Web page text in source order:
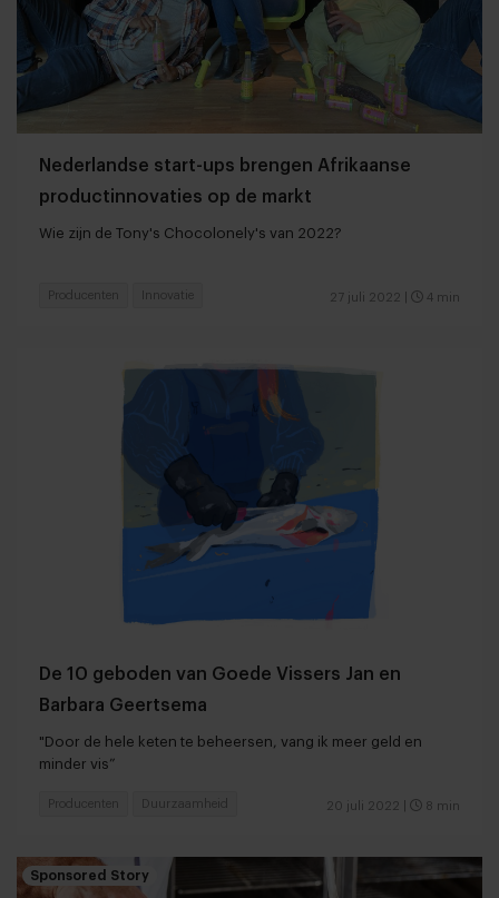
Nederlandse start-ups brengen Afrikaanse
productinnovaties op de markt
Wie zijn de Tony's Chocolonely's van 2022?
27 juli 2022 4 min
Producenten Innovatie
De 10 geboden van Goede Vissers Jan en
Barbara Geertsema
"Door de hele keten te beheersen, vang ik meer geld en
minder vis”
20 juli 2022 8 min
Producenten Duurzaamheid
Sponsored Story